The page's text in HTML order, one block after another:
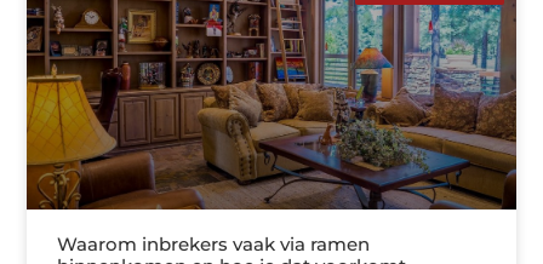
Waarom inbrekers vaak via ramen